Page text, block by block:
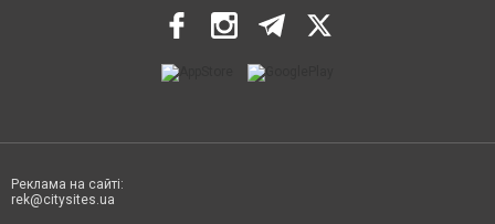
Реклама на сайті:
rek@citysites.ua